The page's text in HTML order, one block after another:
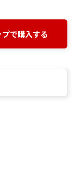
で購入する